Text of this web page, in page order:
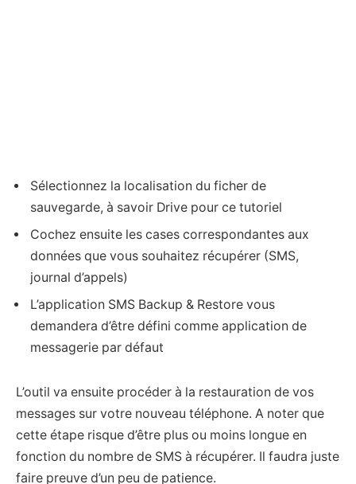
Sélectionnez la localisation du ficher de
sauvegarde, à savoir Drive pour ce tutoriel
Cochez ensuite les cases correspondantes aux
données que vous souhaitez récupérer (SMS,
journal d’appels)
L’application SMS Backup & Restore vous
demandera d’être défini comme application de
messagerie par défaut
L’outil va ensuite procéder à la restauration de vos
messages sur votre nouveau téléphone. A noter que
cette étape risque d’être plus ou moins longue en
fonction du nombre de SMS à récupérer. Il faudra juste
faire preuve d’un peu de patience.